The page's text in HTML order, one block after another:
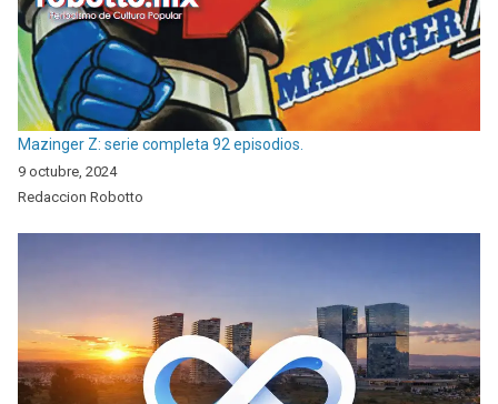
Mazinger Z: serie completa 92 episodios.
9 octubre, 2024
Redaccion Robotto